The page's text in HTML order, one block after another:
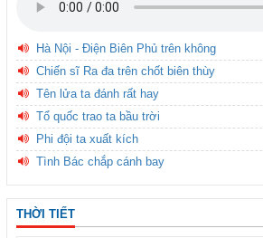
Hà Nội - Điện Biên Phủ trên không
Chiến sĩ Ra đa trên chốt biên thùy
Tên lửa ta đánh rất hay
Tổ quốc trao ta bầu trời
Phi đội ta xuất kích
Tình Bác chắp cánh bay
THỜI TIẾT